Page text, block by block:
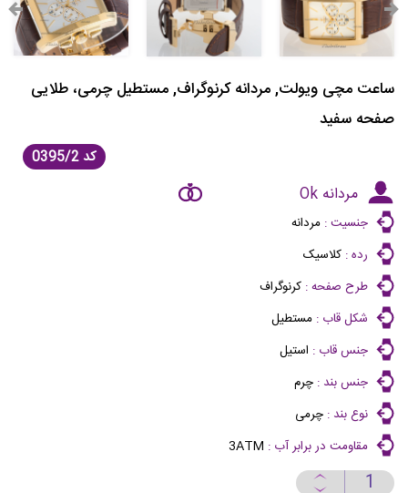
ساعت مچی ویولت, مردانه کرنوگراف, مستطیل چرمی، طلایی
صفحه سفید
کد
مردانه Ok
جنسیت : مردانه
رده : کلاسیک
طرح صفحه : کرنوگراف
شکل قاب : مستطیل
جنس قاب : استیل
جنس بند : چرم
نوع بند : چرمی
مقاومت در برابر آب : 3ATM